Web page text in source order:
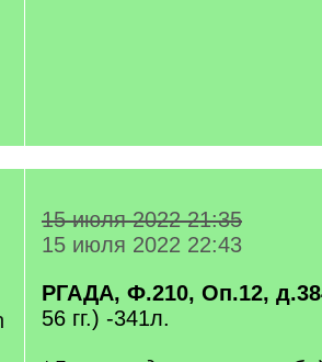
15 июля 2022 21:35
15 июля 2022 22:43
РГАДА, Ф.210, Оп.12,
56 гг.) -341л.